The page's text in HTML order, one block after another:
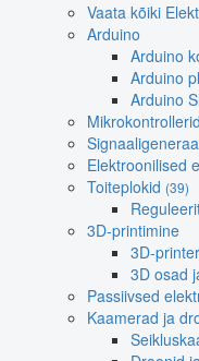
Vaata kõiki
Arduino
Arduino
Arduino
Arduino
Elektroonilised
Toiteplokid (39)
3D-printimine
3D-
3D osad
Passiivsed
Kaamerad ja